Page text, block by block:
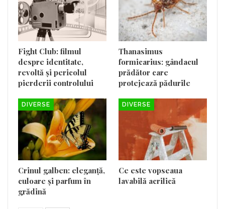
Fight Club: filmul
despre identitate,
revoltă și pericolul
pierderii controlului
Thanasimus
formicarius: gândacul
prădător care
protejează pădurile
DIVERSE
Crinul galben: eleganță,
culoare și parfum în
grădină
DIVERSE
Ce este vopseaua
lavabilă acrilică